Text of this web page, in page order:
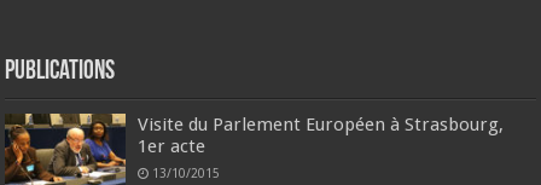
Publications
Visite du Parlement Européen à Strasbourg,
1er acte
13/10/2015